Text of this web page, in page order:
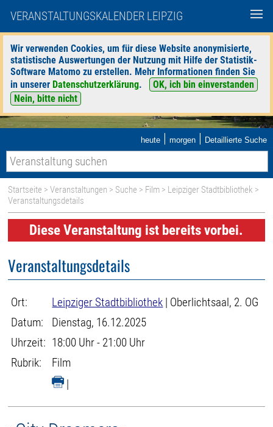
VERANSTALTUNGSKALENDER LEIPZIG
Wir verwenden Cookies, um für diese Website anonymisierte,
statistische Auswertungen der Nutzung mit Hilfe der Statistik-
Software Matomo zu erstellen. Mehr Informationen finden Sie
in unserer Datenschutzerklärung.
OK, ich bin einverstanden
Nein, bitte nicht
heute | morgen | Detaillierte Suche
Startseite >Veranstaltungen > Suche > Film > Leipziger Stadtbibliothek >
Veranstaltungsdetails
Diese Veranstaltung ist bereits vorbei.
Veranstaltungsdetails
Ort: Leipziger Stadtbibliothek | Oberlichtsaal, 2. OG
Datum:
Dienstag, 16.12.2025
Uhrzeit: 18:00 Uhr - 21:00 Uhr
Rubrik:
Film
|